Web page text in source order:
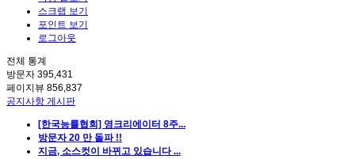
스크랩 보기
포인트 보기
로그아웃
전체 통계
방문자 395,431
페이지뷰 856,837
공지사항 게시판
[한국능률협회] 영크리에이터 8주...
방문자 20 만 돌파 !!
지금, 소스컷이 바뀌고 있습니다 ...